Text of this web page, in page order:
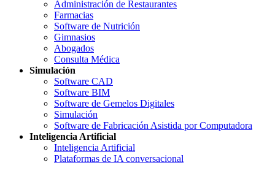
Administración de Restaurantes
Farmacias
Software de Nutrición
Gimnasios
Abogados
Consulta Médica
Simulación
Software CAD
Software BIM
Software de Gemelos Digitales
Simulación
Software de Fabricación Asistida por Computadora
Inteligencia Artificial
Inteligencia Artificial
Plataformas de IA conversacional